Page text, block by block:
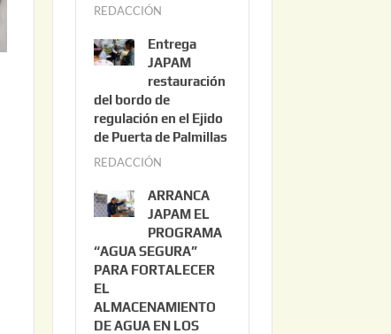
REDACCIÓN
o
s
t
o
3
2
0
2
6
Entrega
JAPAM
restauración
del bordo de
regulación en el Ejido
de Puerta de Palmillas
REDACCIÓN
l
i
o
2
ARRANCA
JAPAM EL
PROGRAMA
“AGUA SEGURA”
PARA FORTALECER
EL
ALMACENAMIENTO
DE AGUA EN LOS